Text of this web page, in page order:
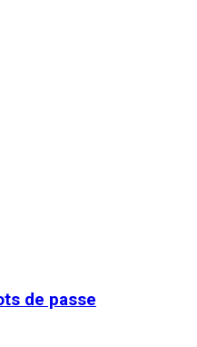
de passe